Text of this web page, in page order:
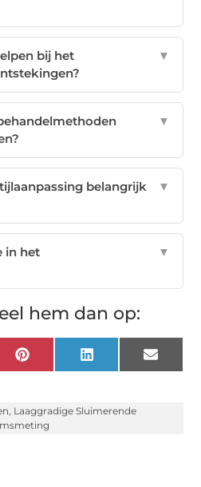
bij het
▼
▼
belangrijk
▼
in het
▼
hem dan op:
Pinterest LinkedIn Email
, Laaggradige Sluimerende